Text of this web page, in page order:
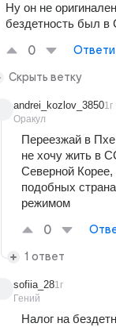
Ну он не
бездетность был
0
Скрыть ветку
andrei_kozlov_3850
Оракул
1г
Переезжай в
не хочу жить в
Северной Корее,
подобных
режимом
0
1 ответ
sofiia_28
Гений
1г
Налог на